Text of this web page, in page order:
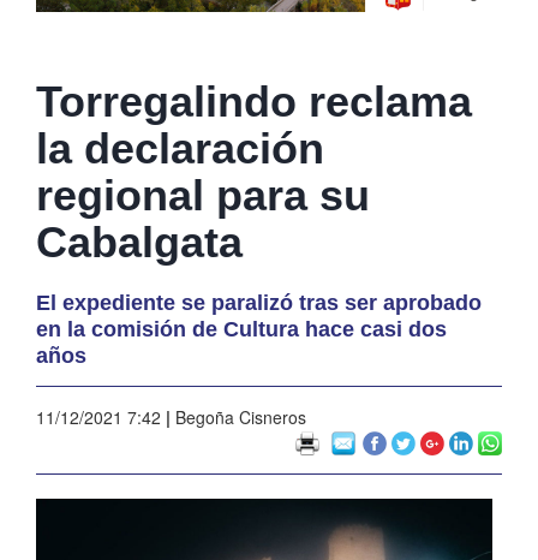
Torregalindo reclama
la declaración
regional para su
Cabalgata
El expediente se paralizó tras ser aprobado
en la comisión de Cultura hace casi dos
años
11/12/2021 7:42 | Begoña Cisneros